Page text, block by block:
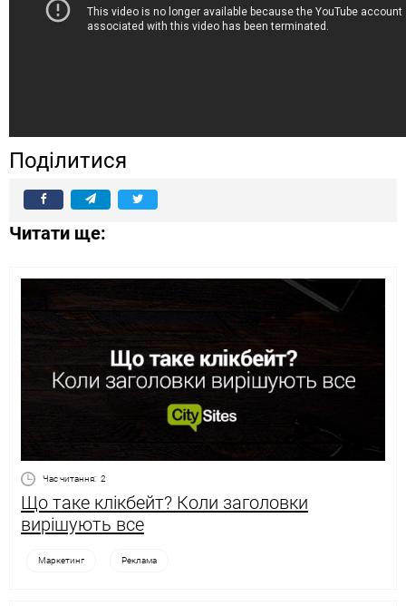
Поділитися
Читати ще:
Час читання: 2
Що таке клікбейт? Коли заголовки
вирішують все
Маркетинг Реклама